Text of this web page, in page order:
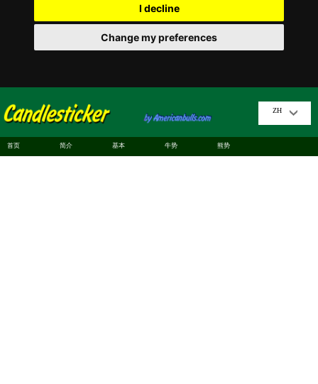
I decline
Change my preferences
ZH
首页 简介 基本 牛势 熊势